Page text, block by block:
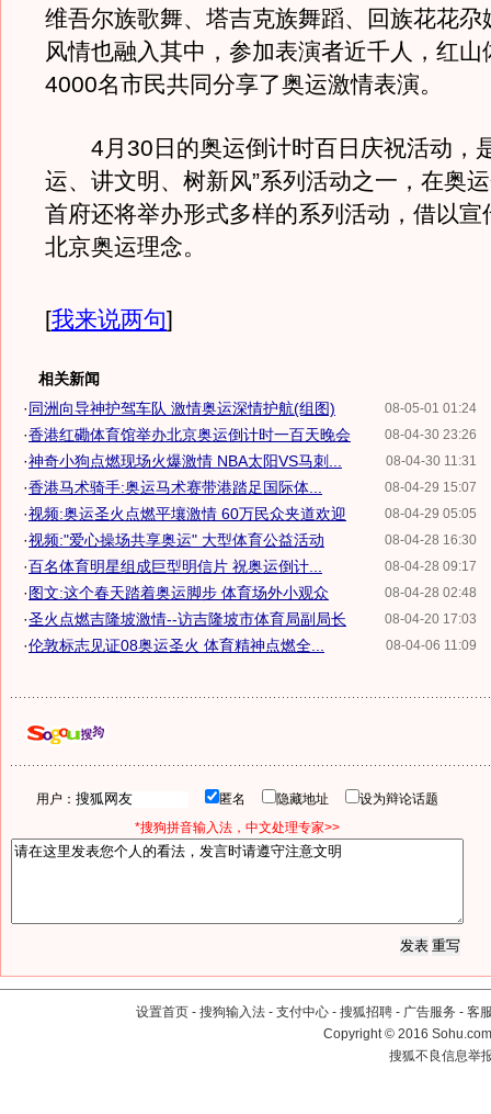
维吾尔族歌舞、塔吉克族舞蹈、回族花花尕
风情也融入其中，参加表演者近千人，红山
4000名市民共同分享了奥运激情表演。
4月30日的奥运倒计时百日庆祝活动，
运、讲文明、树新风”系列活动之一，在奥
首府还将举办形式多样的系列活动，借以宣
北京奥运理念。
[我来说两句]
相关新闻
08-05-01 01:24
·同洲向导神护驾车队 激情奥运深情护航(组图)
08-04-30 23:26
·香港红磡体育馆举办北京奥运倒计时一百天晚会
08-04-30 11:31
·神奇小狗点燃现场火爆激情 NBA太阳VS马刺...
08-04-29 15:07
·香港马术骑手:奥运马术赛带港踏足国际体...
08-04-29 05:05
·视频:奥运圣火点燃平壤激情 60万民众夹道欢迎
08-04-28 16:30
·视频:"爱心操场共享奥运" 大型体育公益活动
08-04-28 09:17
·百名体育明星组成巨型明信片 祝奥运倒计...
08-04-28 02:48
·图文:这个春天踏着奥运脚步 体育场外小观众
08-04-20 17:03
·圣火点燃吉隆坡激情--访吉隆坡市体育局副局长
08-04-06 11:09
·伦敦标志见证08奥运圣火 体育精神点燃全...
用户： 匿名 隐藏地址
设为辩论话题
*搜狗拼音输入法，中文处理专家>>
设置首页 - 搜狗输入法 - 支付中心 - 搜狐招聘 - 广告服务 - 客
Copyright©2016
搜狐不良信息举